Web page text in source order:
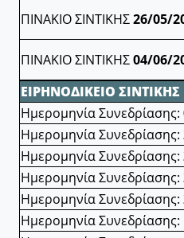
ΠΙΝΑΚΙΟ ΣΙΝΤΙΚΗΣ26/05/
ΠΙΝΑΚΙΟ ΣΙΝΤΙΚΗΣ04/06/
ΕΙΡΗΝΟΔΙΚΕΙΟ ΣΙΝΤΙΚΗΣ
Ημερομηνία Συνεδρίασης:
Ημερομηνία Συνεδρίασης:
Ημερομηνία Συνεδρίασης:
Ημερομηνία Συνεδρίασης:
Ημερομηνία Συνεδρίασης:
Ημερομηνία Συνεδρίασης: